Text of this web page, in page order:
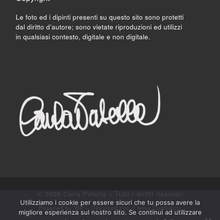
Le foto ed i dipinti presenti su questo sito sono protetti
dal diritto d’autore; sono vietate riproduzioni ed utilizzi
in qualsiasi contesto, digitale e non digitale.
© 2026 Carla Patella – Tutti i diritti riservati
Powered byWP– Designed con iltema Customizr
Utilizziamo i cookie per essere sicuri che tu possa avere la
migliore esperienza sul nostro sito. Se continui ad utilizzare